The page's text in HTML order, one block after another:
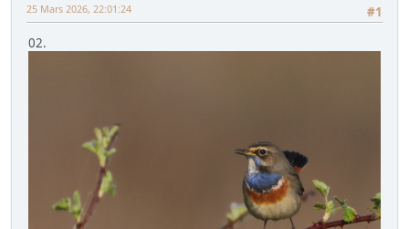
#1
25 Mars 2026, 22:01:24
02.